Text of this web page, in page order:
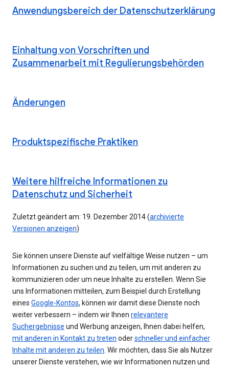
Anwendungsbereich der Datenschutzerklärung
Einhaltung von Vorschriften und
Zusammenarbeit mit Regulierungsbehörden
Änderungen
Produktspezifische Praktiken
Weitere hilfreiche Informationen zu
Datenschutz und Sicherheit
Zuletzt geändert am: 19. Dezember 2014 (archivierte
Versionen anzeigen)
Sie können unsere Dienste auf vielfältige Weise nutzen – um
Informationen zu suchen und zu teilen, um mit anderen zu
kommunizieren oder um neue Inhalte zu erstellen. Wenn Sie
uns Informationen mitteilen, zum Beispiel durch Erstellung
eines Google-Kontos, können wir damit diese Dienste noch
weiter verbessern – indem wir Ihnen relevantere
Suchergebnisse und Werbung anzeigen, Ihnen dabei helfen,
mit anderen in Kontakt zu treten oderschneller und einfacher
Inhalte mit anderen zu teilen. Wir möchten, dass Sie als Nutzer
unserer Dienste verstehen, wie wir Informationen nutzen und